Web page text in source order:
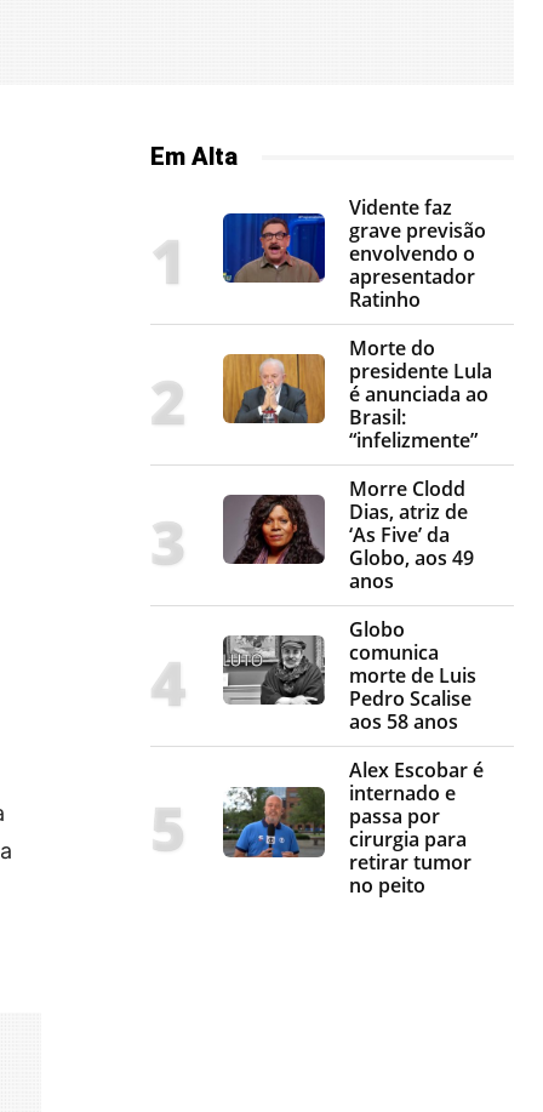
Em Alta
Vidente faz
grave previsão
envolvendo o
apresentador
Ratinho
Morte do
presidente Lula
é anunciada ao
Brasil:
“infelizmente”
Morre Clodd
Dias, atriz de
‘As Five’ da
Globo, aos 49
anos
Globo
comunica
morte de Luis
Pedro Scalise
aos 58 anos
Alex Escobar é
internado e
passa por
cirurgia para
retirar tumor
no peito